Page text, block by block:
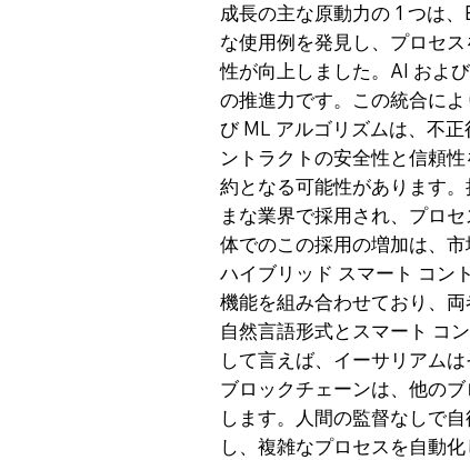
成長の主な原動力の 1 つは
な使用例を発見し、プロセ
性が向上しました。AI およ
の推進力です。この統合に
び ML アルゴリズムは、不
ントラクトの安全性と信頼
約となる可能性があります
まな業界で採用され、プロ
体でのこの採用の増加は、
ハイブリッド スマート コン
機能を組み合わせており、
自然言語形式とスマート コ
して言えば、イーサリアム
ブロックチェーンは、他の
します。人間の監督なしで
し、複雑なプロセスを自動